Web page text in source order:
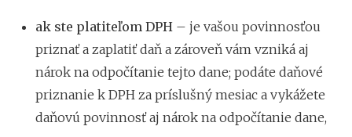
ak ste platiteľom DPH – je vašou povinnosťou
priznať a zaplatiť daň a zároveň vám vzniká aj
nárok na odpočítanie tejto dane; podáte daňové
priznanie k DPH za príslušný mesiac a vykážete
daňovú povinnosť aj nárok na odpočítanie dane,